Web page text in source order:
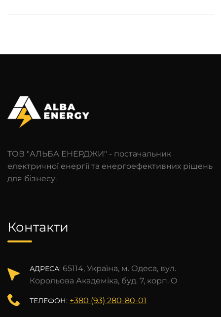
ТОВ "АЛЬБА ЕНЕРДЖИ" - постачальник
електричної енергії та енергоефективних рішень
для бізнесу.
Контакти
АДРЕСА: 65114, Україна, м. Одеса, вул.
Корольова Академіка, буд. 7, корп. О
ТЕЛЕФОН: +380 (93) 280-80-01